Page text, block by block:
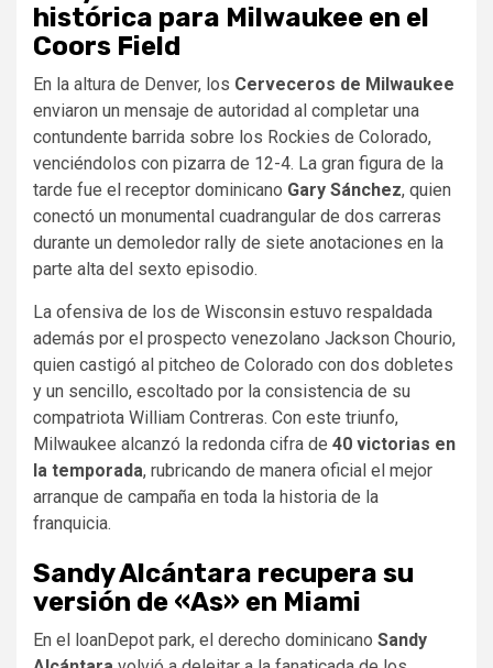
histórica para Milwaukee en el
Coors Field
En la altura de Denver, los Cerveceros de Milwaukee
enviaron un mensaje de autoridad al completar una
contundente barrida sobre los Rockies de Colorado,
venciéndolos con pizarra de 12-4. La gran figura de la
tarde fue el receptor dominicano Gary Sánchez, quien
conectó un monumental cuadrangular de dos carreras
durante un demoledor rally de siete anotaciones en la
parte alta del sexto episodio.
La ofensiva de los de Wisconsin estuvo respaldada
además por el prospecto venezolano Jackson Chourio,
quien castigó al pitcheo de Colorado con dos dobletes
y un sencillo, escoltado por la consistencia de su
compatriota William Contreras. Con este triunfo,
Milwaukee alcanzó la redonda cifra de 40 victorias en
la temporada, rubricando de manera oficial el mejor
arranque de campaña en toda la historia de la
franquicia.
Sandy Alcántara recupera su
versión de «As» en Miami
En el loanDepot park, el derecho dominicano Sandy